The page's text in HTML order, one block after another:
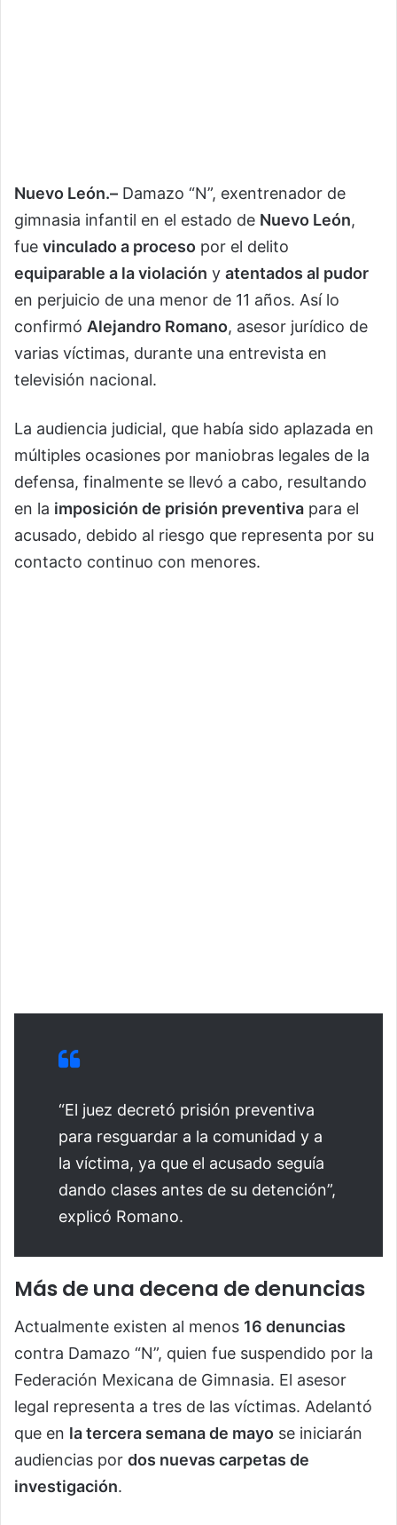
Nuevo León.– Damazo “N”, exentrenador de
gimnasia infantil en el estado de Nuevo León,
fue vinculado a proceso por el delito
equiparable a la violación y atentados al pudor
en perjuicio de una menor de 11 años. Así lo
confirmó Alejandro Romano, asesor jurídico de
varias víctimas, durante una entrevista en
televisión nacional.
La audiencia judicial, que había sido aplazada en
múltiples ocasiones por maniobras legales de la
defensa, finalmente se llevó a cabo, resultando
en la imposición de prisión preventiva para el
acusado, debido al riesgo que representa por su
contacto continuo con menores.
“El juez decretó prisión preventiva
para resguardar a la comunidad y a
la víctima, ya que el acusado seguía
dando clases antes de su detención”,
explicó Romano.
Más de una decena de denuncias
Actualmente existen al menos 16 denuncias
contra Damazo “N”, quien fue suspendido por la
Federación Mexicana de Gimnasia. El asesor
legal representa a tres de las víctimas. Adelantó
que en la tercera semana de mayo se iniciarán
audiencias por dos nuevas carpetas de
investigación.